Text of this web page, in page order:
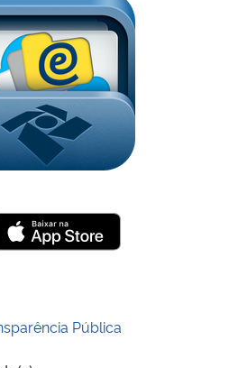
App Store
Processo disponível no Google
Pública